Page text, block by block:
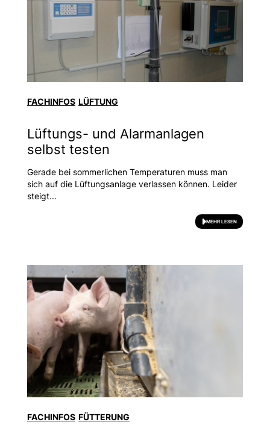
FACHINFOS LÜFTUNG
Lüftungs- und Alarmanlagen
selbst testen
Gerade bei sommerlichen Temperaturen muss man
sich auf die Lüftungsanlage verlassen können. Leider
steigt...
MEHR LESEN
FACHINFOS FÜTTERUNG